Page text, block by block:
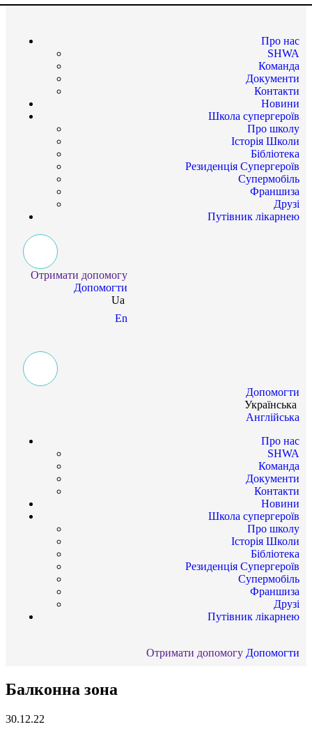
Про нас
SHWA
Команда
Документи
Контакти
Новини
Школа супергероїв
Про школу
Історія Школи
Бібліотека
Резиденція Супергероїв
Супермобіль
Франшиза
Друзі
Путівник лікарнею
Отримати допомогу
Допомогти
Ua
En
Допомогти
Українська
Англійська
Про нас
SHWA
Команда
Документи
Контакти
Новини
Школа супергероїв
Про школу
Історія Школи
Бібліотека
Резиденція Супергероїв
Супермобіль
Франшиза
Друзі
Путівник лікарнею
Отримати допомогу Допомогти
Балконна зона
30.12.22